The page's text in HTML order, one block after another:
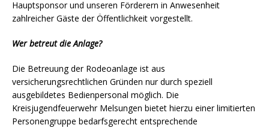
Hauptsponsor und unseren Förderern in Anwesenheit
zahlreicher Gäste der Öffentlichkeit vorgestellt.
Wer betreut die Anlage?
Die Betreuung der Rodeoanlage ist aus
versicherungsrechtlichen Gründen nur durch speziell
ausgebildetes Bedienpersonal möglich. Die
Kreisjugendfeuerwehr Melsungen bietet hierzu einer limitierten
Personengruppe bedarfsgerecht entsprechende